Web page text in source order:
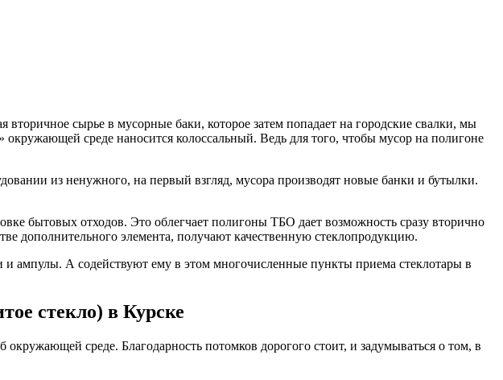
сырье в мусорные баки, которое затем попадает на городские свалки, мы
среде наносится колоссальный. Ведь для того, чтобы мусор на полигоне
из ненужного, на первый взгляд, мусора производят новые банки и бутылки.
бытовых отходов. Это облегчает полигоны ТБО дает возможность сразу вторично
дополнительного элемента, получают качественную стеклопродукцию.
ампулы. А содействуют ему в этом многочисленные пункты приема стеклотары в
стекло) в Курске
среде. Благодарность потомков дорогого стоит, и задумываться о том, в